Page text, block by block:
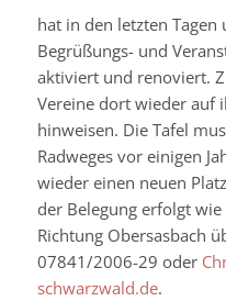
hat in den letzten Tagen
Begrüßungs- und
aktiviert und renoviert.
Vereine dort wieder auf
hinweisen. Die Tafel
Radweges vor einigen
wieder einen neuen
der Belegung erfolgt
Richtung Obersasbach
07841/2006-29 oder
schwarzwald.de.